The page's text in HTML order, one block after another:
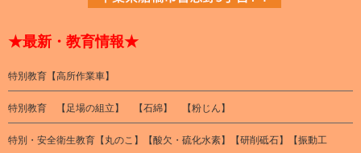
★最新・教育情報★
特別教育【高所作業車】
特別教育 【足場の組立】 【石綿】 【粉じん】
特別・安全衛生教育【丸のこ】【酸欠・硫化水素】【研削砥石】【振動工